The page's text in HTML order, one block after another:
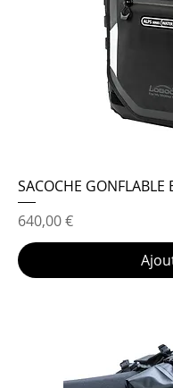
SACOCHE GONFLABLE
Prix
640,00 €